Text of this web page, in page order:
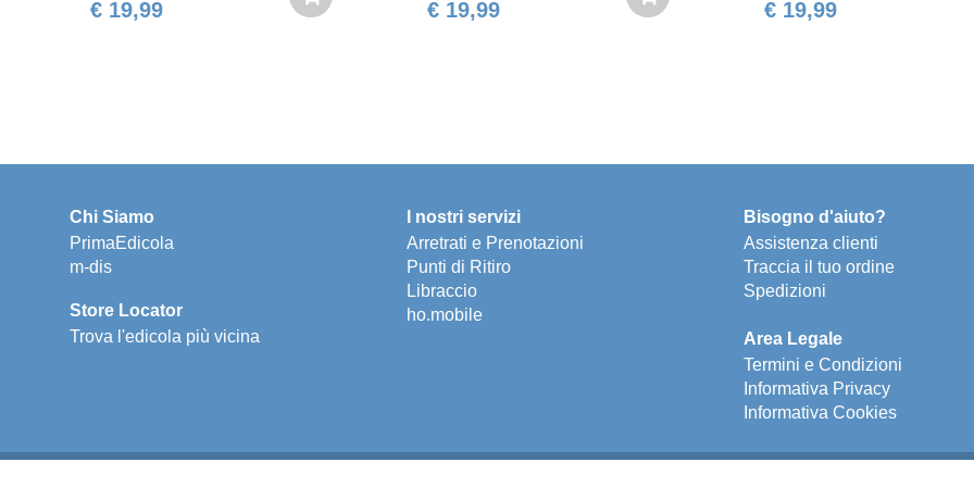
€ 19,99 € 19,99 € 19,99
Chi Siamo
PrimaEdicola
m-dis
Store Locator
Trova l'edicola più vicina
I nostri servizi
Arretrati e Prenotazioni
Punti di Ritiro
Libraccio
ho.mobile
Bisogno d'aiuto?
Assistenza clienti
Traccia il tuo ordine
Spedizioni
Area Legale
Termini e Condizioni
Informativa Privacy
Informativa Cookies